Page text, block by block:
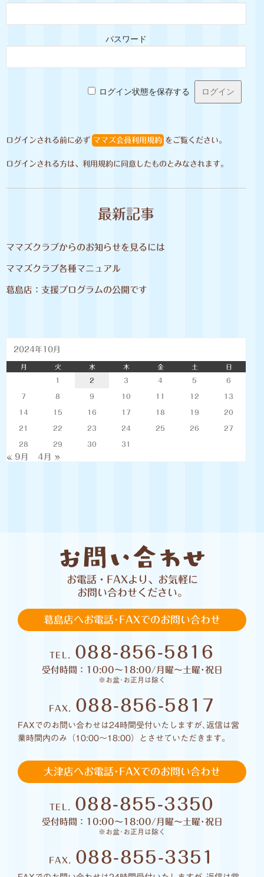
パスワード
ログイン状態を保存する
ログインされる前に必ず ママズ会員利用規約 をご覧ください。
ログインされる方は、利用規約に同意したものとみなされます。
最新記事
ママズクラブからのお知らせを見るには
ママズクラブ各種マニュアル
葛島店：支援プログラムの公開です
2024年10月
月 火 水 木 金 土 日
1 2 3 4 5 6
7 8 9 10 11 12 13
14 15 16 17 18 19 20
21 22 23 24 25 26 27
28 29 30 31
« 9月 4月 »
お電話・FAXより、お気軽に
お問い合わせください。
葛島店へお電話･FAXでのお問い合わせ
TEL. 088-856-5816
受付時間：10:00〜18:00/月曜〜土曜･祝日
※お盆･お正月は除く
FAX. 088-856-5817
FAXでのお問い合わせは24時間受付いたしますが､返信は営
業時間内のみ（10:00〜18:00）とさせていただきます｡
大津店へお電話･FAXでのお問い合わせ
TEL. 088-855-3350
受付時間：10:00〜18:00/月曜〜土曜･祝日
※お盆･お正月は除く
FAX. 088-855-3351